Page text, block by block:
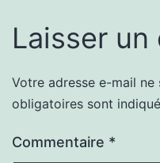
Laisser
Votre adresse e-mail ne
obligatoires sont
Commentaire *